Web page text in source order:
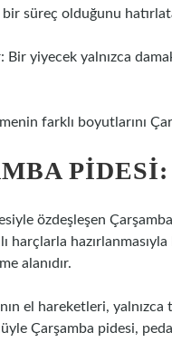
süreç olduğunu
Bir yiyecek yalnızca
farklı boyutlarını
özdeşleşen
harçlarla
alanıdır.
el hareketleri,
Çarşamba pidesi,